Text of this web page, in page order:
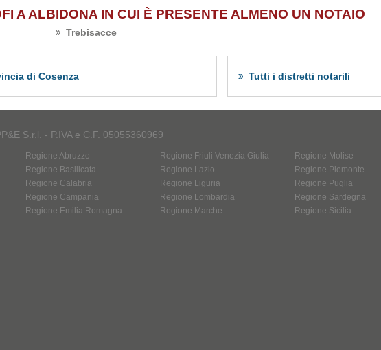
A ALBIDONA IN CUI È PRESENTE ALMENO UN NOTAIO
Trebisacce
di Cosenza Tutti i distretti notarili
S.r.l. - P.IVA e C.F. 05055360969
Regione Abruzzo
Regione Basilicata
Regione Calabria
Regione Campania
Regione Emilia Romagna
Regione Friuli Venezia Giulia
Regione Lazio
Regione Liguria
Regione Lombardia
Regione Marche
Regione Molise
Regione Piemonte
Regione Puglia
Regione Sardegna
Regione Sicilia